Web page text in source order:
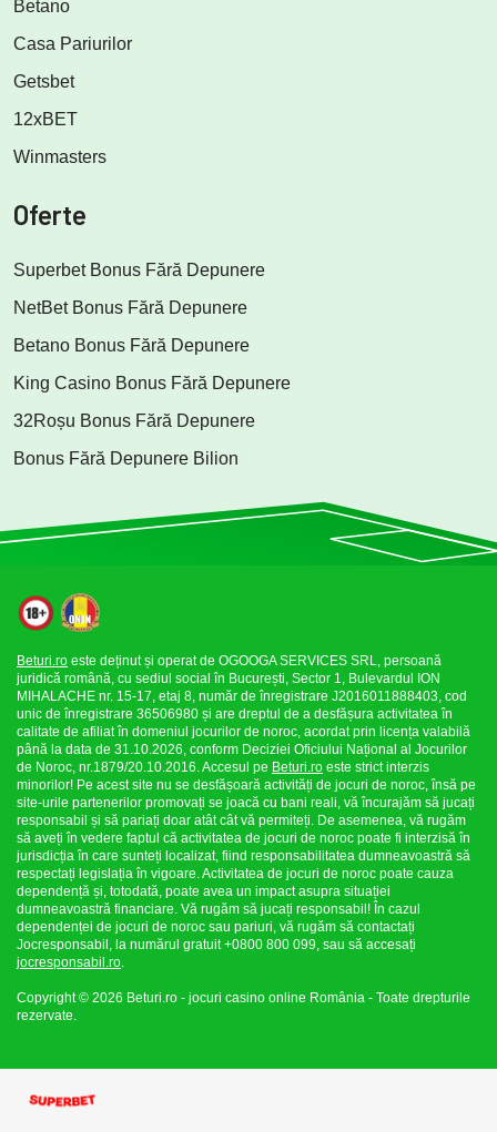
Betano
Casa Pariurilor
Getsbet
12xBET
Winmasters
Oferte
Superbet Bonus Fără Depunere
NetBet Bonus Fără Depunere
Betano Bonus Fără Depunere
King Casino Bonus Fără Depunere
32Roșu Bonus Fără Depunere
Bonus Fără Depunere Bilion
Beturi.ro este deținut și operat de OGOOGA SERVICES SRL, persoană
juridică română, cu sediul social în București, Sector 1, Bulevardul ION
MIHALACHE nr. 15-17, etaj 8, număr de înregistrare J2016011888403, cod
unic de înregistrare 36506980 și are dreptul de a desfășura activitatea în
calitate de afiliat în domeniul jocurilor de noroc, acordat prin licența valabilă
până la data de 31.10.2026, conform Deciziei Oficiului Național al Jocurilor
de Noroc, nr.1879/20.10.2016. Accesul pe Beturi.ro este strict interzis
minorilor! Pe acest site nu se desfășoară activități de jocuri de noroc, însă pe
site-urile partenerilor promovați se joacă cu bani reali, vă încurajăm să jucați
responsabil și să pariați doar atât cât vă permiteți. De asemenea, vă rugăm
să aveți în vedere faptul că activitatea de jocuri de noroc poate fi interzisă în
jurisdicția în care sunteți localizat, fiind responsabilitatea dumneavoastră să
respectați legislația în vigoare. Activitatea de jocuri de noroc poate cauza
dependență și, totodată, poate avea un impact asupra situației
dumneavoastră financiare. Vă rugăm să jucați responsabil! În cazul
dependenței de jocuri de noroc sau pariuri, vă rugăm să contactați
Jocresponsabil, la numărul gratuit +0800 800 099, sau să accesați
jocresponsabil.ro.
Copyright © 2026 Beturi.ro - jocuri casino online România - Toate drepturile
rezervate.